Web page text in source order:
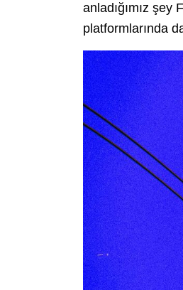
anladığımız
platformlarında